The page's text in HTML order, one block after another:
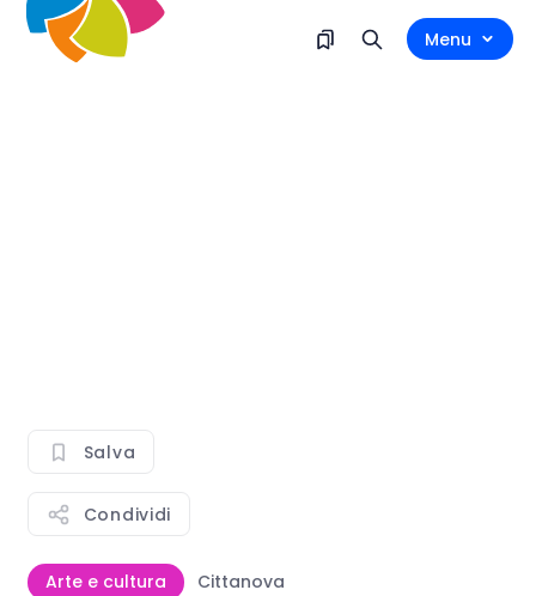
Menu
Salva
Condividi
Arte e cultura Cittanova